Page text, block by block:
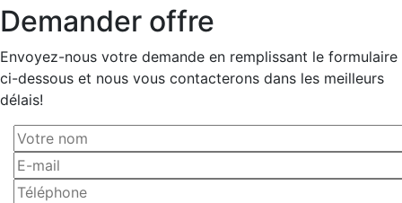
Demander offre
Envoyez-nous votre demande en remplissant le formulaire
ci-dessous et nous vous contacterons dans les meilleurs
délais!